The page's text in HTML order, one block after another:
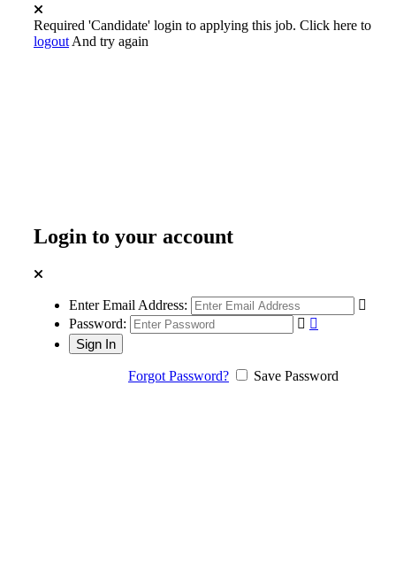
Required 'Candidate' login to applying this job. Click here to
logout And try again
Login to your account
Enter Email Address:
Password:
Forgot Password? Save Password